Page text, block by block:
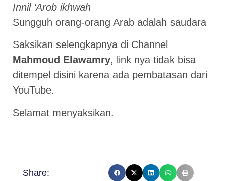
Innil ‘Arob ikhwah
Sungguh orang-orang Arab adalah saudara
Saksikan selengkapnya di Channel
Mahmoud Elawamry, link nya tidak bisa
ditempel disini karena ada pembatasan dari
YouTube.
Selamat menyaksikan.
Share: